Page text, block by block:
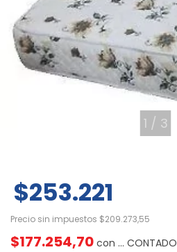
1 / 3
$253.221
Precio sin impuestos $209.273,55
$177.254,70 con ... CONTADO